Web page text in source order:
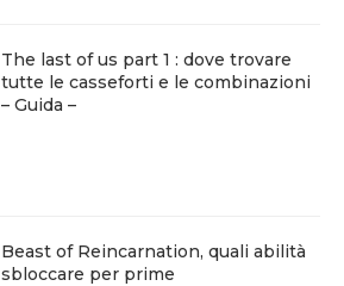
The last of us part 1 : dove trovare
tutte le casseforti e le combinazioni
– Guida –
Beast of Reincarnation, quali abilità
sbloccare per prime